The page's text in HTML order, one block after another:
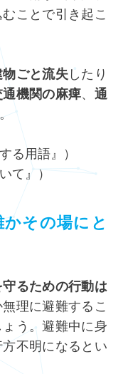
ことで引き起こ
物ごと流失したり
通機関の麻痺、 通
る用語 』）
て 』）
その場にと
るための行動は
理に避難するこ
う。避難中に身
不明になるとい